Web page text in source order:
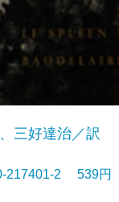
三好達治／訳
217401-2 539円